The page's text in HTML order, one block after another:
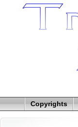
Copyrights